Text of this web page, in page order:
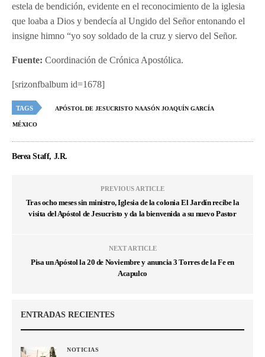
estela de bendición, evidente en el reconocimiento de la iglesia
que loaba a Dios y bendecía al Ungido del Señor entonando el
insigne himno “yo soy soldado de la cruz y siervo del Señor.
Fuente: Coordinación de Crónica Apostólica.
[srizonfbalbum id=1678]
TAGS APÓSTOL DE JESUCRISTO NAASÓN JOAQUÍN GARCÍA
MÉXICO
Berea Staff, J.R.
PREVIOUS ARTICLE
Tras ocho meses sin ministro, Iglesia de la colonia El Jardín recibe la
visita del Apóstol de Jesucristo y da la bienvenida a su nuevo Pastor
NEXT ARTICLE
Pisa un Apóstol la 20 de Noviembre y anuncia 3 Torres de la Fe en
Acapulco
ENTRADAS RECIENTES
NOTICIAS